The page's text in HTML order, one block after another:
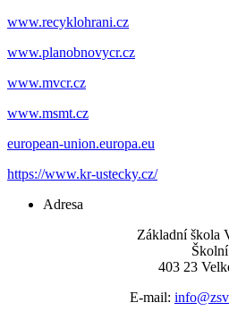
www.recyklohrani.cz
www.planobnovycr.cz
www.mvcr.cz
www.msmt.cz
european-union.europa.eu
https://www.kr-ustecky.cz/
Adresa
Základní škola
403 23
E-mail: